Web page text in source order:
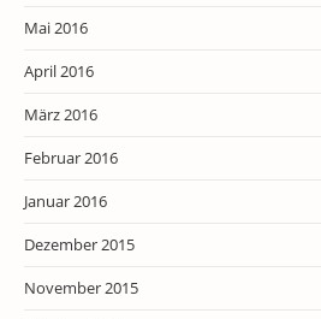
Mai 2016
April 2016
März 2016
Februar 2016
Januar 2016
Dezember 2015
November 2015